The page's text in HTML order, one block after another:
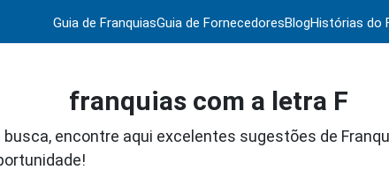
Guia de FranquiasGuia de FornecedoresBlogHistórias do
franquias com a letra F
encontre aqui excelentes sugestões de